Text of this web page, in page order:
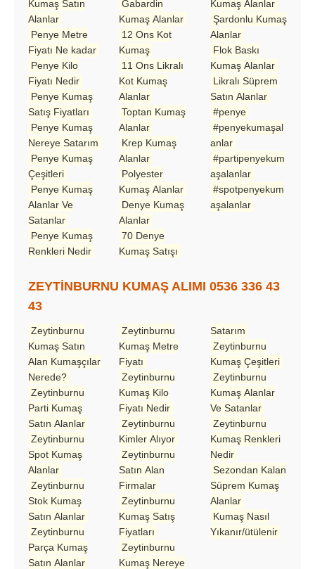
Kumaş Satın
Alanlar
Penye Metre
Fiyatı Ne kadar
Penye Kilo
Fiyatı Nedir
Penye Kumaş
Satış Fiyatları
Penye Kumaş
Nereye Satarım
Penye Kumaş
Çeşitleri
Penye Kumaş
Alanlar Ve
Satanlar
Penye Kumaş
Renkleri Nedir
Gabardin
Kumaş Alanlar
12 Ons Kot
Kumaş
11 Ons Likralı
Kot Kumaş
Alanlar
Toptan Kumaş
Alanlar
Krep Kumaş
Alanlar
Polyester
Kumaş Alanlar
Denye Kumaş
Alanlar
70 Denye
Kumaş Satışı
Kumaş Alanlar
Şardonlu Kumaş
Alanlar
Flok Baskı
Kumaş Alanlar
Likralı Süprem
Satın Alanlar
#penye
#penyekumaşal
anlar
#partipenyekum
aşalanlar
#spotpenyekum
aşalanlar
ZEYTİNBURNU KUMAŞ ALIMI 0536 336 43
43
Zeytinburnu
Kumaş Satın
Alan Kumaşçılar
Nerede?
Zeytinburnu
Parti Kumaş
Satın Alanlar
Zeytinburnu
Spot Kumaş
Alanlar
Zeytinburnu
Stok Kumaş
Satın Alanlar
Zeytinburnu
Parça Kumaş
Satın Alanlar
Zeytinburnu
Kumaş Metre
Fiyatı
Zeytinburnu
Kumaş Kilo
Fiyatı Nedir
Zeytinburnu
Kimler Alıyor
Zeytinburnu
Satın Alan
Firmalar
Zeytinburnu
Kumaş Satış
Fiyatları
Zeytinburnu
Kumaş Nereye
Satarım
Zeytinburnu
Kumaş Çeşitleri
Zeytinburnu
Kumaş Alanlar
Ve Satanlar
Zeytinburnu
Kumaş Renkleri
Nedir
Sezondan Kalan
Süprem Kumaş
Alanlar
Kumaş Nasıl
Yıkanır/ütülenir